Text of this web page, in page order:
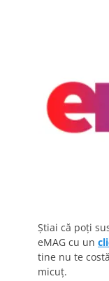
Știai că poți
eMAG cu un
tine nu te
micuț.